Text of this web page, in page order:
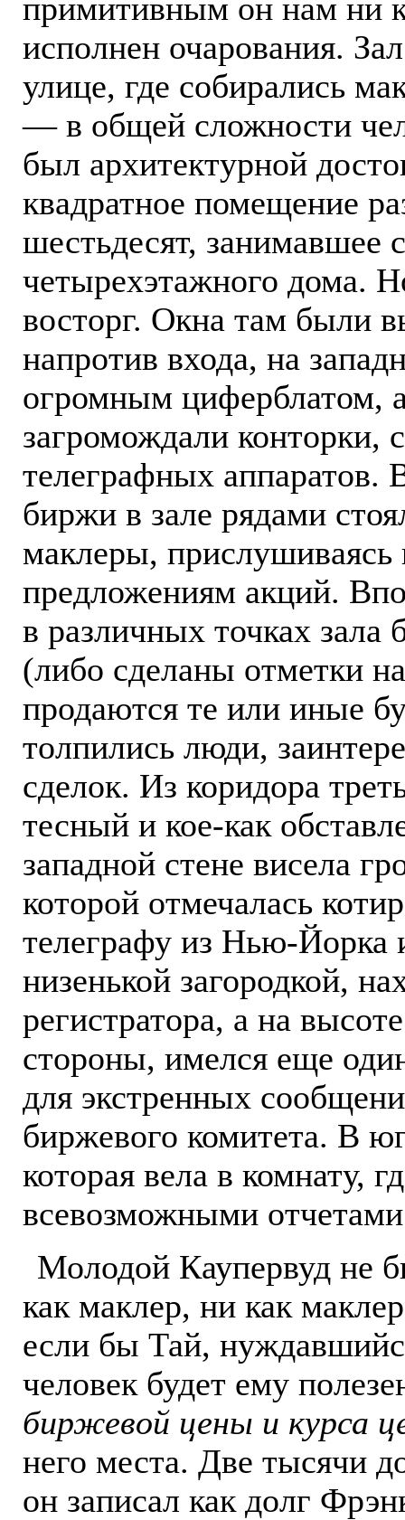
примитивным он нам ни
исполнен очарования.
улице, где собирались
— в общей сложности
был архитектурной
квадратное помещение
шестьдесят, занимавшее
четырехэтажного дома.
восторг. Окна там были
напротив входа, на
огромным циферблатом,
загромождали конторки,
телеграфных
биржи в зале рядами
маклеры,
предложениям акций.
в различных точках
(либо сделаны отметки
продаются те или иные
толпились люди,
сделок. Из коридора
тесный и кое-как
западной стене висела
которой отмечалась
телеграфу из Нью-Йорка
низенькой загородкой,
регистратора, а на
стороны, имелся еще
для экстренных
биржевого комитета. В
которая вела в комнату,
всевозможными
Молодой Каупервуд не
как маклер, ни как
если бы Тай,
человек будет ему
биржевой цены и курса
него места. Две тысячи
он записал как долг